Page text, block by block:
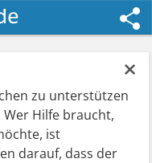
×
zu unterstützen
Hilfe braucht,
ist
darauf, dass der